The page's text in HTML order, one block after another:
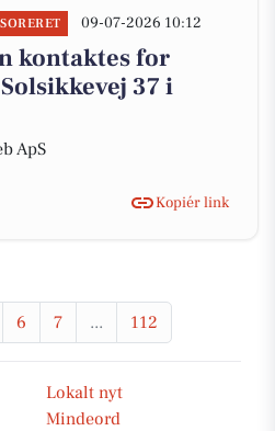
09-07-2026 10:12
kontaktes for
37 i
ApS
Kopiér link
6 7 ... 112
Lokalt nyt
Mindeord